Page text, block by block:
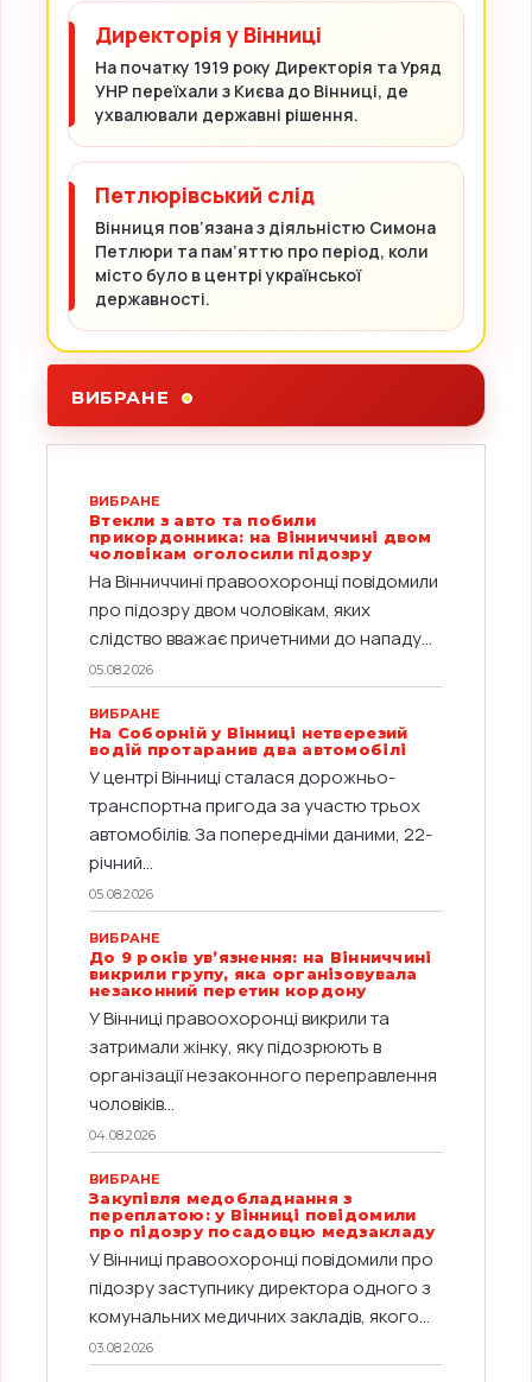
Директорія у Вінниці
На початку 1919 року Директорія та Уряд
УНР переїхали з Києва до Вінниці, де
ухвалювали державні рішення.
Петлюрівський слід
Вінниця пов’язана з діяльністю Симона
Петлюри та пам’яттю про період, коли
місто було в центрі української
державності.
ВИБРАНЕ
ВИБРАНЕ
Втекли з авто та побили
прикордонника: на Вінниччині двом
чоловікам оголосили підозру
На Вінниччині правоохоронці повідомили
про підозру двом чоловікам, яких
слідство вважає причетними до нападу...
05.08.2026
ВИБРАНЕ
На Соборній у Вінниці нетверезий
водій протаранив два автомобілі
У центрі Вінниці сталася дорожньо-
транспортна пригода за участю трьох
автомобілів. За попередніми даними, 22-
річний...
05.08.2026
ВИБРАНЕ
До 9 років ув’язнення: на Вінниччині
викрили групу, яка організовувала
незаконний перетин кордону
У Вінниці правоохоронці викрили та
затримали жінку, яку підозрюють в
організації незаконного переправлення
чоловіків...
04.08.2026
ВИБРАНЕ
Закупівля медобладнання з
переплатою: у Вінниці повідомили
про підозру посадовцю медзакладу
У Вінниці правоохоронці повідомили про
підозру заступнику директора одного з
комунальних медичних закладів, якого...
03.08.2026